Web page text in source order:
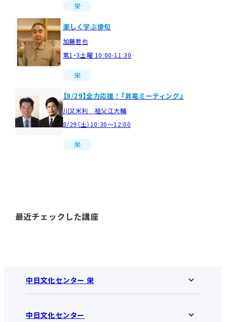
栄
楽しく学ぶ俳句
加藤哲也
第1・3土曜 10:00-11:30
栄
【8/29】全力応援！『昇竜ミーティング』
川又米利 祖父江大輔
8/29（土）10:30～12:00
栄
最近チェックした講座
中日文化センター 栄
中日文化センター 栄HOME
中日文化センター